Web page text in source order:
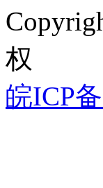
权
皖ICP